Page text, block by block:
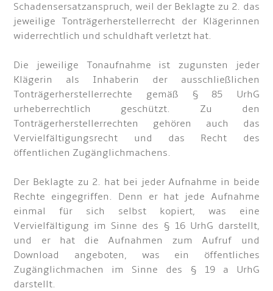
Schadensersatzanspruch, weil der Beklagte zu 2. das
jeweilige Tonträgerherstellerrecht der Klägerinnen
widerrechtlich und schuldhaft verletzt hat.
Die jeweilige Tonaufnahme ist zugunsten jeder
Klägerin als Inhaberin der ausschließlichen
Tonträgerherstellerrechte gemäß § 85 UrhG
urheberrechtlich geschützt. Zu den
Tonträgerherstellerrechten gehören auch das
Vervielfältigungsrecht und das Recht des
öffentlichen Zugänglichmachens.
Der Beklagte zu 2. hat bei jeder Aufnahme in beide
Rechte eingegriffen. Denn er hat jede Aufnahme
einmal für sich selbst kopiert, was eine
Vervielfältigung im Sinne des § 16 UrhG darstellt,
und er hat die Aufnahmen zum Aufruf und
Download angeboten, was ein öffentliches
Zugänglichmachen im Sinne des § 19 a UrhG
darstellt.